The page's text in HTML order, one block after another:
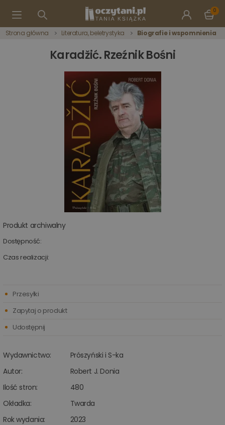
0
Strona główna Literatura, beletrystyka Biografie i wspomnienia
Karadžić. Rzeźnik Bośni
Produkt archiwalny
Dostępność:
Czas realizacji:
Wydawnictwo:
Prószyński i S-ka
Autor:
Robert J. Donia
Ilość stron:
480
Okładka:
Twarda
Rok wydania:
2023
Przesyłki
Zapytaj o produkt
Udostępnij